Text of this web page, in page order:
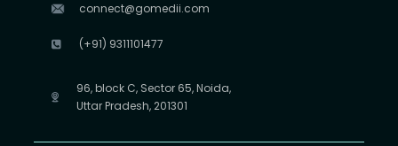
connect@gomedii.com
(+91) 9311101477
96, block C, Sector 65, Noida,
Uttar Pradesh, 201301